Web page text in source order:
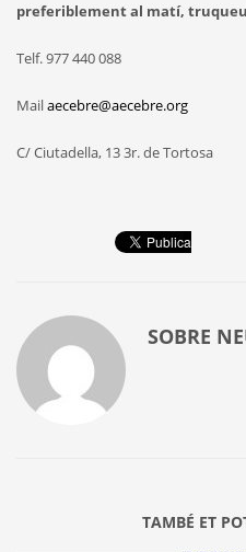
preferiblement al matí,
Telf. 977 440 088
Mailaecebre@aecebre.org
C/ Ciutadella, 13 3r. de Tortosa
SOBRE
TAMBÉ ET